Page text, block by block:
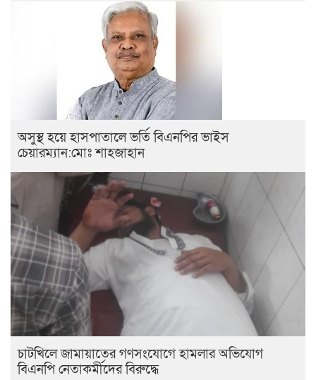
অসুস্থ হয়ে হাসপাতালে ভর্তি বিএনপির ভাইস
চেয়ারম্যান:মোঃ শাহজাহান
চাটখিলে জামায়াতের গণসংযোগে হামলার অভিযোগ
বিএনপি নেতাকর্মীদের বিরুদ্ধে